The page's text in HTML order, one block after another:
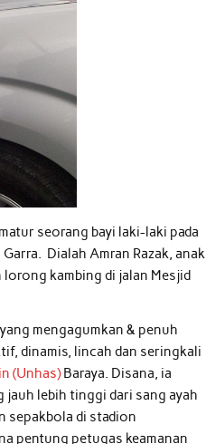
seorang bayi laki-laki pada
Dialah Amran Razak, anak
kambing di jalan Mesjid
mengagumkan & penuh
dinamis, lincah dan seringkali
(Unhas)Baraya. Disana, ia
lebih tinggi dari sang ayah
sepakbola di stadion
pentung petugas keamanan